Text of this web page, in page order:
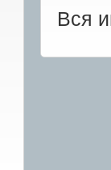
Вся